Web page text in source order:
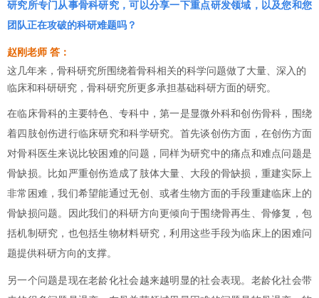
研究所专门从事骨科研究，可以分享一下重点研发领域，以及您和您
团队正在攻破的科研难题吗？
赵刚老师 答：
这几年来，骨科研究所围绕着骨科相关的科学问题做了大量、深入的
临床和科研研究，骨科研究所更多承担基础科研方面的研究。
在临床骨科的主要特色、专科中，第一是显微外科和创伤骨科，围绕
着四肢创伤进行临床研究和科学研究。首先谈创伤方面，在创伤方面
对骨科医生来说比较困难的问题，同样为研究中的痛点和难点问题是
骨缺损。比如严重创伤造成了肢体大量、大段的骨缺损，重建实际上
非常困难，我们希望能通过无创、或者生物方面的手段重建临床上的
骨缺损问题。因此我们的科研方向更倾向于围绕骨再生、骨修复，包
括机制研究，也包括生物材料研究，利用这些手段为临床上的困难问
题提供科研方向的支撑。
另一个问题是现在老龄化社会越来越明显的社会表现。老龄化社会带